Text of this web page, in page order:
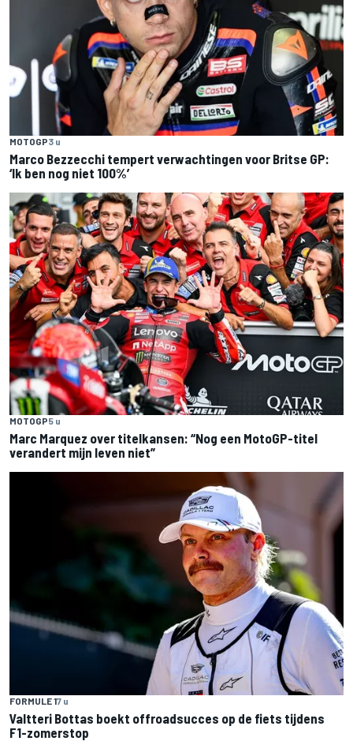
MOTOGP3 u
Marco Bezzecchi tempert verwachtingen voor Britse GP:
‘Ik ben nog niet 100%’
MOTOGP5 u
Marc Marquez over titelkansen: “Nog een MotoGP-titel
verandert mijn leven niet”
FORMULE 17 u
Valtteri Bottas boekt offroadsucces op de fiets tijdens
F1-zomerstop